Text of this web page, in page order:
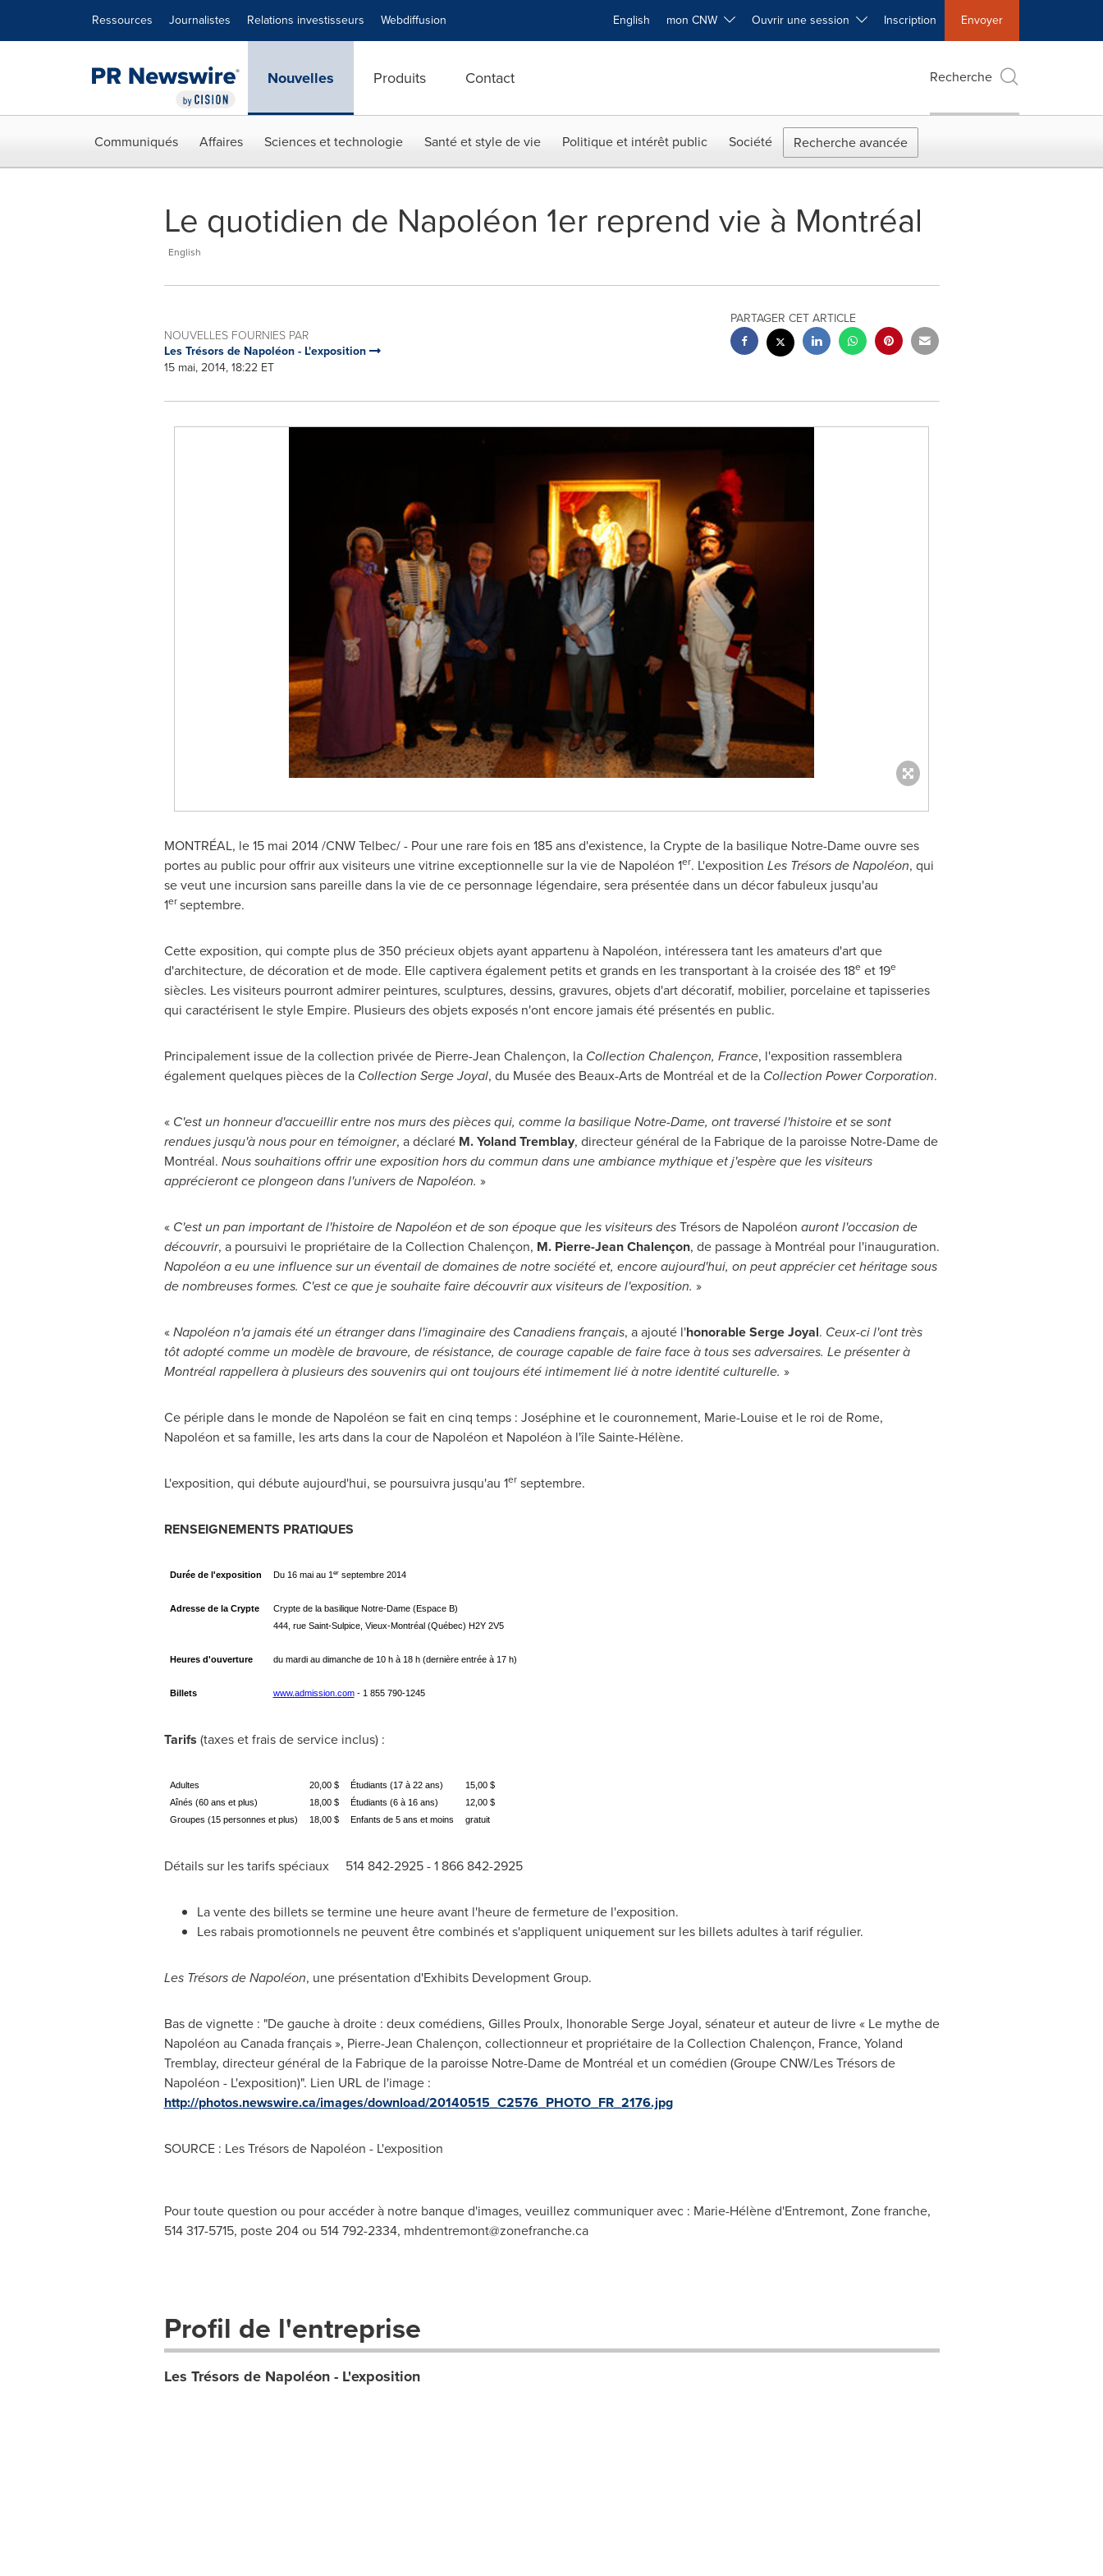
Ressources Journalistes Relations investisseurs Webdiffusion English mon CNW Ouvrir une session Inscription Envoyer
Nouvelles Produits Contact Recherche
Communiqués Affaires Sciences et technologie Santé et style de vie Politique et intérêt public Société Recherche avancée
Le quotidien de Napoléon 1er reprend vie à Montréal
English
NOUVELLES FOURNIES PAR
Les Trésors de Napoléon - L'exposition
15 mai, 2014, 18:22 ET
PARTAGER CET ARTICLE
MONTRÉAL, le 15 mai 2014 /CNW Telbec/ - Pour une rare fois en 185 ans d'existence, la Crypte de la basilique Notre-Dameouvre ses
portes au public pour offrir aux visiteurs une vitrine exceptionnelle sur la vie de Napoléon 1er. L'exposition Les Trésors de Napoléon, qui
se veut une incursion sans pareille dans la vie de ce personnage légendaire, sera présentée dans un décor fabuleux jusqu'au
1erseptembre.
Cette exposition, qui compte plus de 350 précieux objets ayant appartenu à Napoléon, intéressera tant les amateurs d'art que
d'architecture, de décoration et de mode. Elle captivera également petits et grands en les transportant à la croisée des 18eet 19e
siècles. Les visiteurs pourront admirer peintures, sculptures, dessins, gravures, objets d'art décoratif, mobilier, porcelaine et tapisseries
qui caractérisent le style Empire. Plusieurs des objets exposés n'ont encore jamais été présentés en public.
Principalement issue de la collection privée de Pierre-Jean Chalençon, la Collection Chalençon, France, l'exposition rassemblera
également quelques pièces de la Collection Serge Joyal, du Musée des Beaux-Arts de Montréal et de la Collection Power Corporation.
« C'est un honneur d'accueillir entre nos murs des pièces qui, comme la basiliqueNotre-Dame, onttraversé l'histoire et se sont
rendues jusqu'à nous pour en témoigner, a déclaré M. Yoland Tremblay, directeur général de la Fabrique de la paroisse Notre-Damede
Montréal. Nous souhaitions offrir une exposition hors du commun dans une ambiance mythique et j'espère que les visiteurs
apprécieront ce plongeon dans l'univers de Napoléon. »
« C'est un pan important de l'histoire de Napoléon et de son époque que les visiteurs desTrésors de Napoléon auront l'occasion de
découvrir, a poursuivi le propriétaire de la Collection Chalençon, M. Pierre-Jean Chalençon, de passage à Montréal pour l'inauguration.
Napoléon a eu une influence sur un éventail de domaines de notre société et, encore aujourd'hui, on peut apprécier cet héritage sous
de nombreuses formes. C'est ce que je souhaite faire découvrir aux visiteurs de l'exposition. »
«Napoléon n'a jamais été un étranger dans l'imaginaire des Canadiens français, a ajouté l'honorableSerge Joyal. Ceux-ci l'ont très
tôt adopté comme un modèle de bravoure, de résistance, de courage capable de faire face à tous ses adversaires. Le présenter à
Montréal rappellera à plusieurs des souvenirs qui ont toujours été intimement lié à notre identité culturelle. »
Ce périple dans le monde de Napoléon se fait en cinq temps : Joséphine et le couronnement, Marie-Louise et le roi de Rome,
Napoléon et sa famille, les arts dans la cour de Napoléon et Napoléon à l'île Sainte-Hélène.
L'exposition, qui débute aujourd'hui, se poursuivra jusqu'au 1erseptembre.
RENSEIGNEMENTS PRATIQUES
Durée de l'exposition Du 16 mai au 1 erseptembre 2014
Adresse de la Crypte
Crypte de la basilique Notre-Dame (Espace B)
444, rue Saint-Sulpice, Vieux-Montréal (Québec) H2Y 2V5
Heures d'ouverture du mardi au dimanche de 10 h à 18 h (dernière entrée à 17 h)
Billets www.admission.com- 1 855 790-1245
Tarifs (taxes et frais de service inclus) :
Adultes 20,00 $ Étudiants (17 à 22 ans)
15,00 $
Aînés (60 ans et plus)
18,00 $ Étudiants (6 à 16 ans)
12,00 $
Groupes (15 personnes et plus)
18,00 $ Enfants de 5 ans et moins gratuit
Détails sur les tarifs spéciaux 514 842-2925 - 1 866 842-2925
La vente des billets se termine une heure avant l'heure de fermeture de l'exposition.
Les rabais promotionnels ne peuvent être combinés et s'appliquent uniquement sur les billets adultes à tarif régulier.
Les Trésors de Napoléon, une présentation d'Exhibits Development Group.
Bas de vignette : "De gauche à droite : deux comédiens, Gilles Proulx, lhonorable Serge Joyal, sénateur et auteur de livre « Le mythe de
Napoléon au Canada français », Pierre-Jean Chalençon, collectionneur et propriétaire de la Collection Chalençon, France, Yoland
Tremblay, directeur général de la Fabrique de la paroisse Notre-Dame de Montréal et un comédien (Groupe CNW/Les Trésors de
Napoléon - L'exposition)". Lien URL de l'image :
http://photos.newswire.ca/images/download/20140515_C2576_PHOTO_FR_2176.jpg
SOURCE : Les Trésors de Napoléon - L'exposition
Pour toute question ou pour accéder à notre banque d'images, veuillez communiquer avec : Marie-Hélène d'Entremont, Zone franche,
514 317-5715, poste 204 ou 514 792-2334, mhdentremont@zonefranche.ca
Profil de l'entreprise
Les Trésors de Napoléon - L'exposition